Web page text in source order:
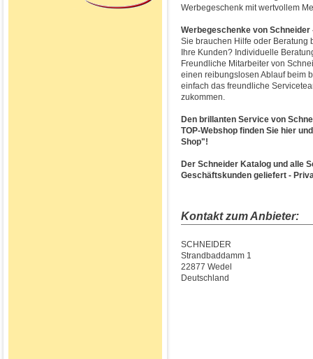
Werbegeschenk mit wertvollem
Werbegeschenke von
Sie brauchen Hilfe oder Beratung
Ihre Kunden? Individuelle
Freundliche Mitarbeiter von
einen reibungslosen Ablauf beim
einfach das freundliche
zukommen.
Den brillanten Service von
TOP-Webshop finden Sie hier
Shop"!
Der Schneider Katalog und alle
Geschäftskunden geliefert -
Kontakt zum Anbieter:
SCHNEIDER
Strandbaddamm 1
22877 Wedel
Deutschland